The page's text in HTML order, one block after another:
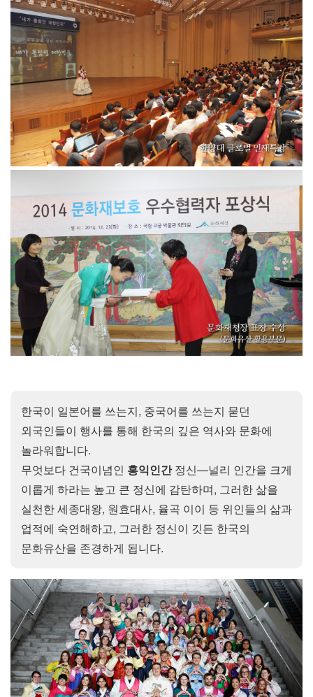
한국이 일본어를 쓰는지, 중국어를 쓰는지 묻던
외국인들이 행사를 통해 한국의 깊은 역사와 문화에
놀라워합니다.
무엇보다 건국이념인 홍익인간정신―널리 인간을 크게
이롭게 하라는 높고 큰 정신에 감탄하며, 그러한 삶을
실천한 세종대왕, 원효대사, 율곡 이이 등 위인들의 삶과
업적에 숙연해하고, 그러한 정신이 깃든 한국의
문화유산을 존경하게 됩니다.